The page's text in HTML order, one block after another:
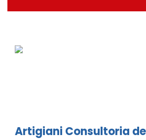
Artigiani Consultoria